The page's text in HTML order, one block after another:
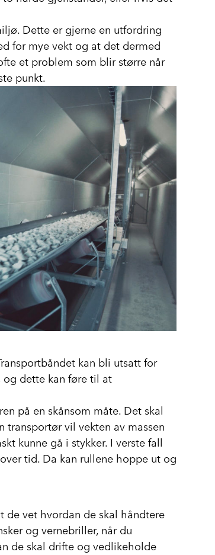
Dette er gjerne en utfordring
for mye vekt og at det dermed
et problem som blir større når
punkt.
kan bli utsatt for
og dette kan føre til at
på en skånsom måte. Det skal
vil vekten av massen
kunne gå i stykker. I verste fall
tid. Da kan rullene hoppe ut og
vet hvordan de skal håndtere
og vernebriller, når du
de skal drifte og vedlikeholde